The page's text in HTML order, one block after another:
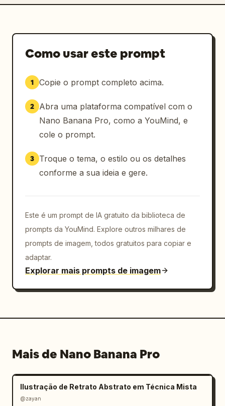
Como usar este prompt
1 Copie o prompt completo acima.
2
Abra uma plataforma compatível com o
Nano Banana Pro, como a YouMind, e
cole o prompt.
3
Troque o tema, o estilo ou os detalhes
conforme a sua ideia e gere.
Este é um prompt de IA gratuito da biblioteca de
prompts da YouMind. Explore outros milhares de
prompts de imagem, todos gratuitos para copiar e
adaptar.
Explorar mais prompts de imagem
Mais de Nano Banana Pro
Ilustração de Retrato Abstrato em Técnica Mista
@zayan